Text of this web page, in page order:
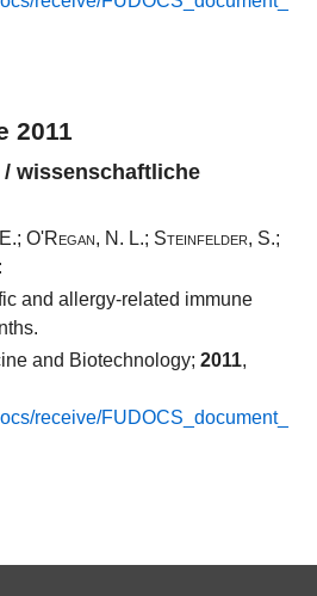
2011
wissenschaftliche
; O'Regan, N. L.; Steinfelder, S.;
and allergy-related immune
and Biotechnology; 2011,
​receive/​FUDOCS_​document_​